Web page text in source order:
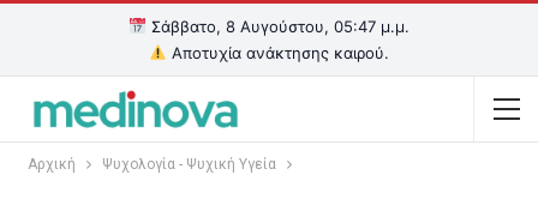
Σάββατο, 8 Αυγούστου, 05:47 μ.μ.
Αποτυχία ανάκτησης καιρού.
Αρχική Ψυχολογία - Ψυχική Υγεία